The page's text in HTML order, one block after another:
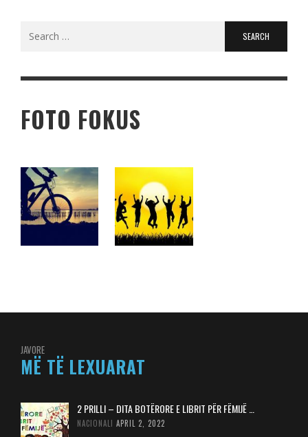
FOTO FOKUS
JAVORE
MË TË LEXUARAT
2 PRILLI – DITA BOTËRORE E LIBRIT PËR FËMIJË …
NACIONALI APRIL 2, 2022